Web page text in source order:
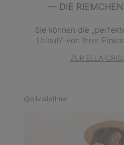
— DIE
Sie können die
Urlaub“ von Ihrer
ZUR ELLA-
@alivialatimer